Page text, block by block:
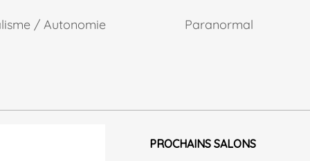
/ Autonomie Paranormal
PROCHAINS SALONS